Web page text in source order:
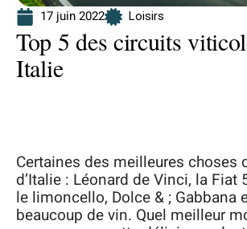
17 juin 2022 Loisirs
Top 5 des circuits
Italie
Certaines des meilleures choses
d’Italie : Léonard de Vinci, la Fiat
le limoncello, Dolce & ; Gabbana
beaucoup de vin. Quel meilleur